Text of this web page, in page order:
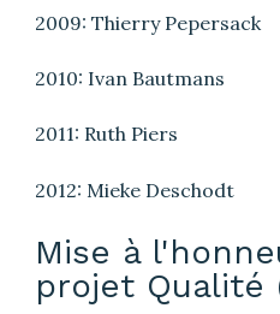
2009: Thierry Pepersack
2010: Ivan Bautmans
2011: Ruth Piers
2012: Mieke Deschodt
Mise à
projet Qualité